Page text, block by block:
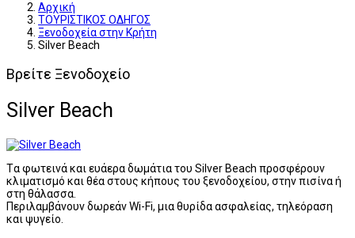
Αρχική
ΤΟΥΡΙΣΤΙΚΟΣ ΟΔΗΓΟΣ
Ξενοδοχεία στην Κρήτη
Silver Beach
Βρείτε Ξενοδοχείο
Silver Beach
Tα φωτεινά και ευάερα δωμάτια του Silver Beach προσφέρουν
κλιματισμό και θέα στους κήπους του ξενοδοχείου, στην πισίνα ή
στη θάλασσα.
Περιλαμβάνουν δωρεάν Wi-Fi, μια θυρίδα ασφαλείας, τηλεόραση
και ψυγείο.